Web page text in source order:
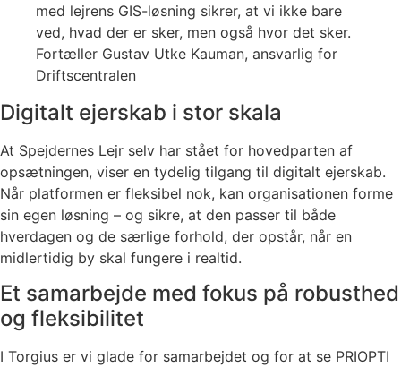
med lejrens GIS-løsning sikrer, at vi ikke bare
ved, hvad der er sker, men også hvor det sker.
Fortæller Gustav Utke Kauman, ansvarlig for
Driftscentralen
Digitalt ejerskab i stor skala
At Spejdernes Lejr selv har stået for hovedparten af
opsætningen, viser en tydelig tilgang til digitalt ejerskab.
Når platformen er fleksibel nok, kan organisationen forme
sin egen løsning – og sikre, at den passer til både
hverdagen og de særlige forhold, der opstår, når en
midlertidig by skal fungere i realtid.
Et samarbejde med fokus på robusthed
og fleksibilitet
I Torgius er vi glade for samarbejdet og for at se PRIOPTI